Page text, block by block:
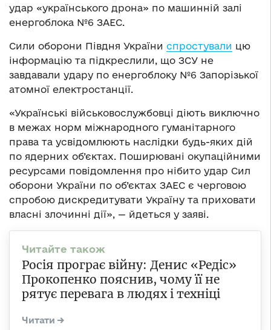
удар «українського дрона» по машинній залі
енергоблока №6 ЗАЕС.
Сили оборони Півдня України спростували цю
інформацію та підкреслили, що ЗСУ не
завдавали удару по енергоблоку №6 Запорізької
атомної електростанції.
«Українські військовослужбовці діють виключно
в межах норм міжнародного гуманітарного
права та усвідомлюють наслідки будь-яких дій
по ядерних об’єктах. Поширювані окупаційними
ресурсами повідомлення про нібито удар Сил
оборони України по об’єктах ЗАЕС є черговою
спробою дискредитувати Україну та приховати
власні злочинні дії», — йдеться у заяві.
Росія програє війну: Денис «Редіс»
Прокопенко пояснив, чому її не
рятує перевага в людях і техніці